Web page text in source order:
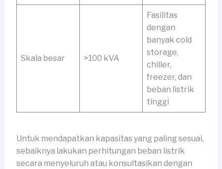
Skala besar >100 kVA
Fasilitas
dengan
banyak cold
storage,
chiller,
freezer, dan
beban listrik
tinggi
Untuk mendapatkan kapasitas yang paling sesuai,
sebaiknya lakukan perhitungan beban listrik
secara menyeluruh atau konsultasikan dengan